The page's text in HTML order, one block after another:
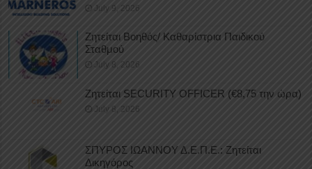
July 9, 2026
Ζητείται Βοηθός/ Καθαρίστρια Παιδικού
Σταθμού
July 8, 2026
Ζητείται SECURITY OFFICER (€8,75 την ώρα)
July 8, 2026
ΣΠΥΡΟΣ ΙΩΑΝΝΟΥ Δ.Ε.Π.Ε.: Ζητείται
Δικηγόρος